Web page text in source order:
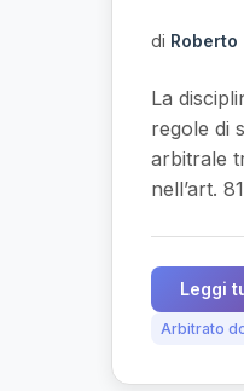
di Roberto
La
regole di
arbitrale
nell’art.
Leggi
Arbitrato